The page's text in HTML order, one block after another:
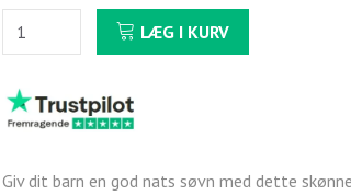
LÆG I KURV
Giv dit barn en god nats søvn med dette